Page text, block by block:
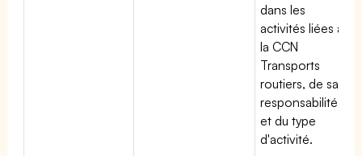
dans les
activités liées à
la CCN
Transports
routiers, de sa
responsabilité
et du type
d'activité.